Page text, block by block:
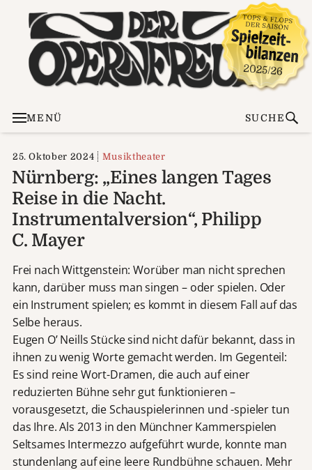
MENÜ SUCHE
25. Oktober 2024 Musiktheater
Nürnberg: „Eines langen Tages
Reise in die Nacht.
Instrumentalversion“, Philipp
C. Mayer
Frei nach Wittgenstein: Worüber man nicht sprechen
kann, darüber muss man singen – oder spielen. Oder
ein Instrument spielen; es kommt in diesem Fall auf das
Selbe heraus.
Eugen O’ Neills Stücke sind nicht dafür bekannt, dass in
ihnen zu wenig Worte gemacht werden. Im Gegenteil:
Es sind reine Wort-Dramen, die auch auf einer
reduzierten Bühne sehr gut funktionieren –
vorausgesetzt, die Schauspielerinnen und -spieler tun
das Ihre. Als 2013 in den Münchner Kammerspielen
Seltsames Intermezzo aufgeführt wurde, konnte man
stundenlang auf eine leere Rundbühne schauen. Mehr